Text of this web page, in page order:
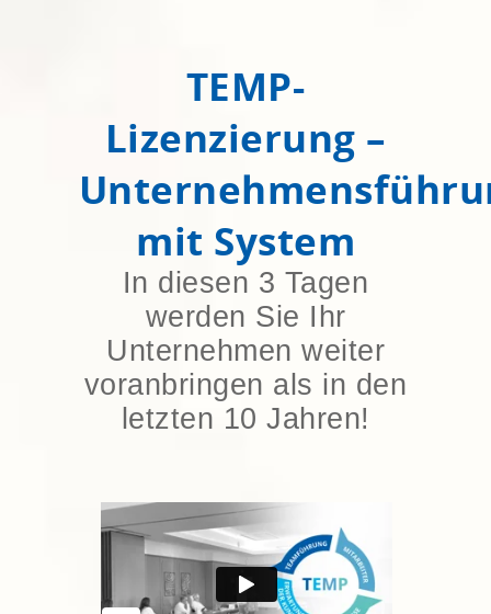
TEMP-
Lizenzierung –
mit System
In diesen 3 Tagen
werden Sie Ihr
Unternehmen weiter
voranbringen als in den
letzten 10 Jahren!